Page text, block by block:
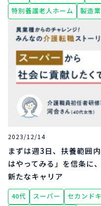
特別養護老人ホーム
製造業
2023/12/14
まずは週3日、扶養範囲
はやってみる」を信条に
新たなキャリア
40代 スーパー セカンド